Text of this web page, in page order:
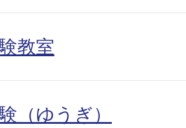
教室
（ゆうぎ）